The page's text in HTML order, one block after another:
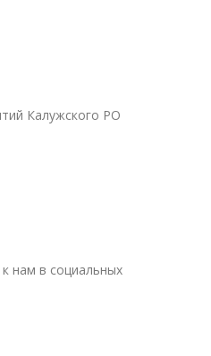
Калужского РО
нам в социальных